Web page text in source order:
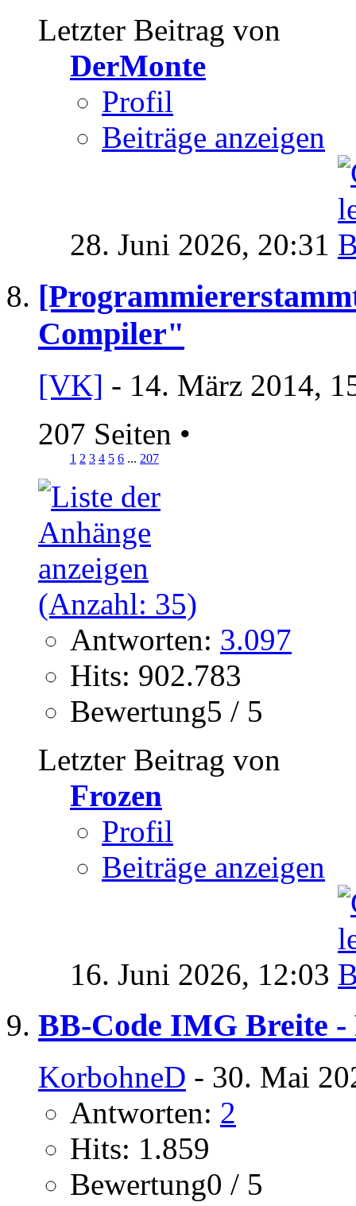
Letzter Beitrag von
DerMonte
Profil
Beiträge anzeigen
28. Juni 2026, 20:31
Compiler"
[VK] - 14. März 2014,
207 Seiten •
1 2 3 4 5 6 ... 207
Antworten: 3.097
Hits: 902.783
Bewertung5 / 5
Letzter Beitrag von
Frozen
Profil
Beiträge anzeigen
16. Juni 2026, 12:03
BB-Code IMG Breite -
KorbohneD - 30. Mai
Antworten: 2
Hits: 1.859
Bewertung0 / 5